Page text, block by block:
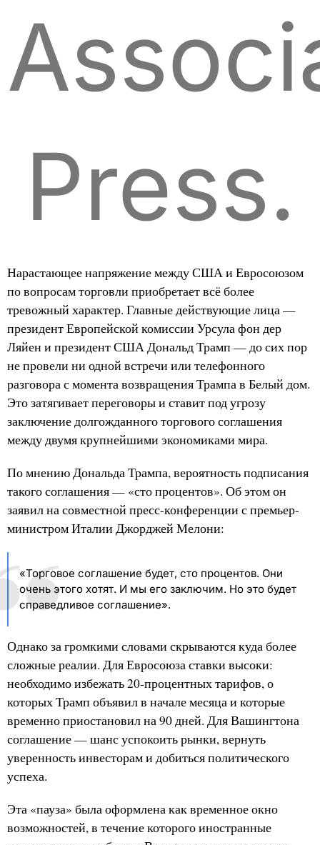
Press.
Нарастающее напряжение между США и Евросоюзом
по вопросам торговли приобретает всё более
тревожный характер. Главные действующие лица —
президент Европейской комиссии Урсула фон дер
Ляйен и президент США Дональд Трамп — до сих пор
не провели ни одной встречи или телефонного
разговора с момента возвращения Трампа в Белый дом.
Это затягивает переговоры и ставит под угрозу
заключение долгожданного торгового соглашения
между двумя крупнейшими экономиками мира.
По мнению Дональда Трампа, вероятность подписания
такого соглашения — «сто процентов». Об этом он
заявил на совместной пресс-конференции с премьер-
министром Италии Джорджей Мелони:
«Торговое соглашение будет, сто процентов. Они
очень этого хотят. И мы его заключим. Но это будет
справедливое соглашение».
Однако за громкими словами скрываются куда более
сложные реалии. Для Евросоюза ставки высоки:
необходимо избежать 20-процентных тарифов, о
которых Трамп объявил в начале месяца и которые
временно приостановил на 90 дней. Для Вашингтона
соглашение — шанс успокоить рынки, вернуть
уверенность инвесторам и добиться политического
успеха.
Эта «пауза» была оформлена как временное окно
возможностей, в течение которого иностранные